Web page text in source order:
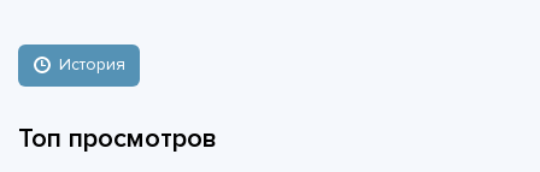
История
Топ просмотров